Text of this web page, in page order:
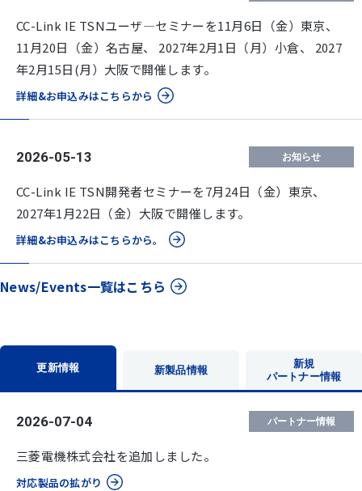
CC-Link IE TSNユーザ―セミナーを11月6日（金）東京、
11月20日（金）名古屋、 2027年2月1日（月）小倉、 2027
年2月15日(月）大阪で開催します。
詳細&お申込みはこちらから
2026-05-13 お知らせ
CC-Link IE TSN開発者セミナーを7月24日（金）東京、
2027年1月22日（金）大阪で開催します。
詳細&お申込みはこちらから。
News/Events一覧はこちら
更新情報 新製品情報
新規
パートナー情報
2026-07-04 パートナー情報
三菱電機株式会社を追加しました。
対応製品の拡がり